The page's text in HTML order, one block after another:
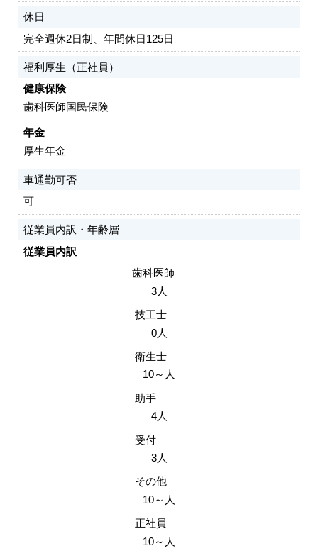
休日
完全週休2日制、年間休日125日
福利厚生（正社員）
健康保険
歯科医師国民保険
年金
厚生年金
車通勤可否
可
従業員内訳・年齢層
従業員内訳
歯科医師
3人
技工士
0人
衛生士
10～人
助手
4人
受付
3人
その他
10～人
正社員
10～人